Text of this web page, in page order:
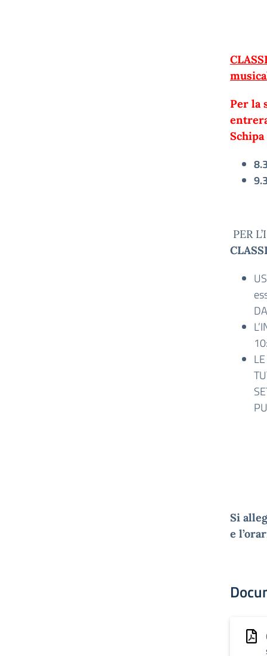
Per la
PER
Si
e